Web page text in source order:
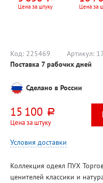
Цена за штуку Цена за
Код: 225469 Артикул:
Поставка 7 рабочих дней
Сделано в России
15 100 руб.
Цена за штуку
Условия доставки
Коллекция одеял ПУХ
ценителей классики и